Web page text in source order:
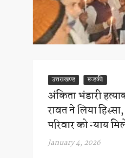
उत्तराखण्ड रूडकी
अंकिता भंडारी
रावत ने लिया
परिवार को न्याय
January 4, 2026